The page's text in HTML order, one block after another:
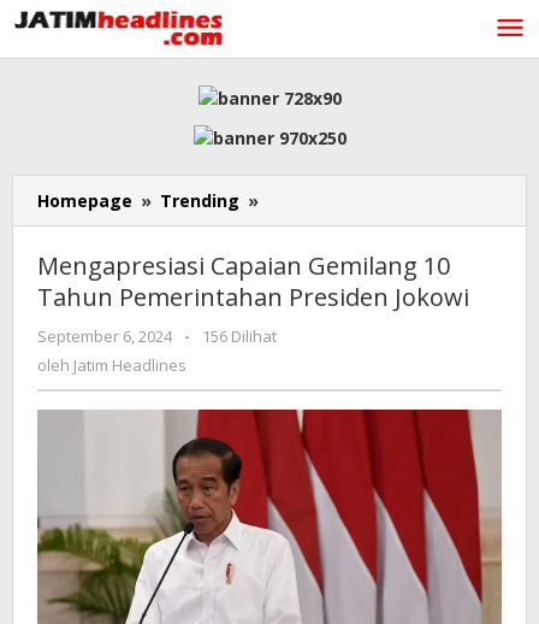
Lewati
ke
konten
Homepage » Trending »
Capaian
10
Tahun
Mengapresiasi Capaian Gemilang 10
Tahun Pemerintahan Presiden Jokowi
September 6, 2024
oleh
-
156 Dilihat
oleh Jatim Headlines